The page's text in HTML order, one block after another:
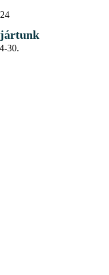
jártunk
30.